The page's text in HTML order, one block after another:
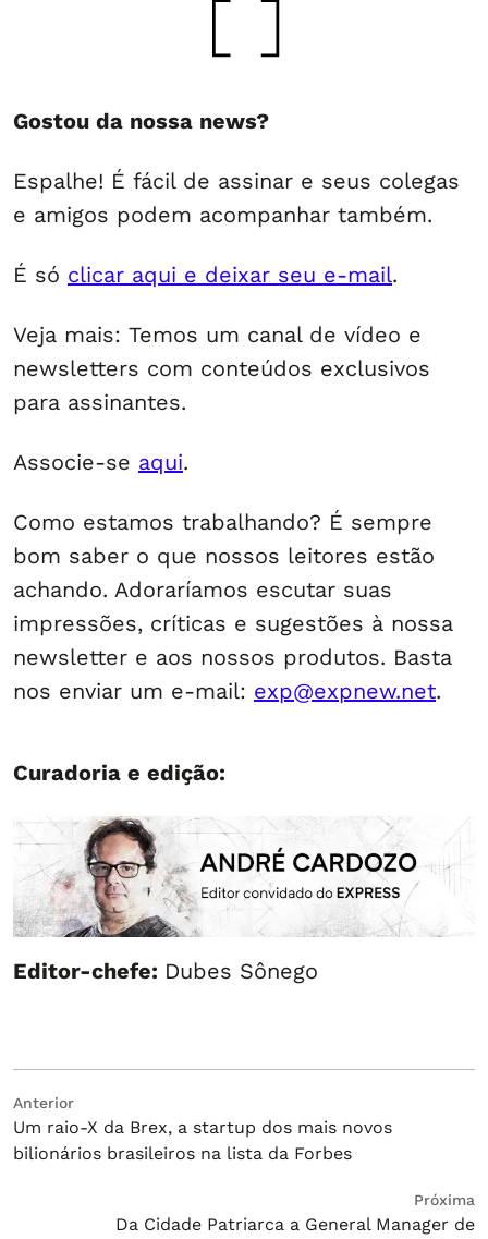
Gostou da nossa news?
Espalhe! É fácil de assinar e seus colegas
e amigos podem acompanhar também.
É só clicar aqui e deixar seu e-mail.
Veja mais: Temos um canal de vídeo e
newsletters com conteúdos exclusivos
para assinantes.
Associe-se aqui.
Como estamos trabalhando? É sempre
bom saber o que nossos leitores estão
achando. Adoraríamos escutar suas
impressões, críticas e sugestões à nossa
newsletter e aos nossos produtos. Basta
nos enviar um e-mail: exp@expnew.net.
Curadoria e edição:
Editor-chefe: Dubes Sônego
Navegação
de
Anterior
Post
anterior:
Um raio-X da Brex, a startup dos mais novos
bilionários brasileiros na lista da Forbes
Próxima
Da Cidade Patriarca a General Manager de